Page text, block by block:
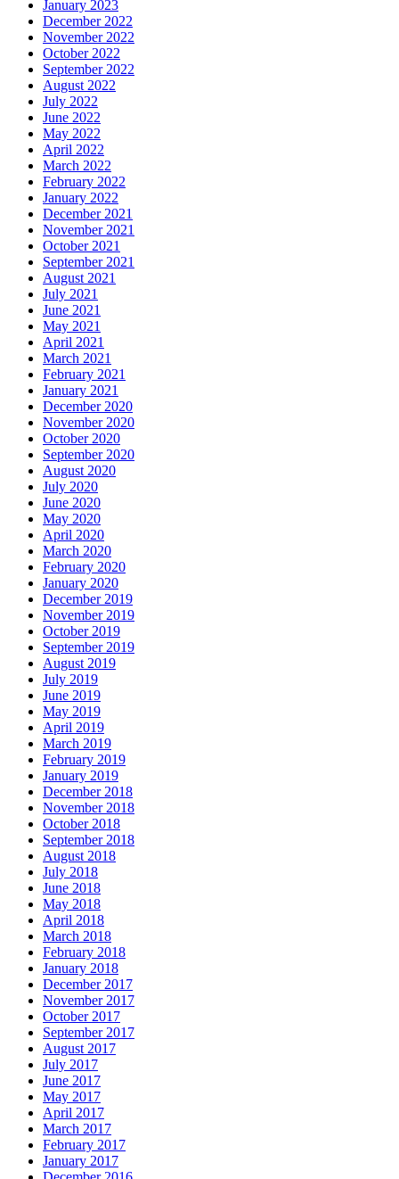
January 2023
December 2022
November 2022
October 2022
September 2022
August 2022
July 2022
June 2022
May 2022
April 2022
March 2022
February 2022
January 2022
December 2021
November 2021
October 2021
September 2021
August 2021
July 2021
June 2021
May 2021
April 2021
March 2021
February 2021
January 2021
December 2020
November 2020
October 2020
September 2020
August 2020
July 2020
June 2020
May 2020
April 2020
March 2020
February 2020
January 2020
December 2019
November 2019
October 2019
September 2019
August 2019
July 2019
June 2019
May 2019
April 2019
March 2019
February 2019
January 2019
December 2018
November 2018
October 2018
September 2018
August 2018
July 2018
June 2018
May 2018
April 2018
March 2018
February 2018
January 2018
December 2017
November 2017
October 2017
September 2017
August 2017
July 2017
June 2017
May 2017
April 2017
March 2017
February 2017
January 2017